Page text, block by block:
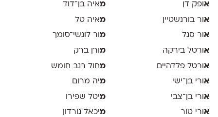
אופק דן
אור בורנשטיין
אור סגל
אורטל בירקה
אורטל פלדהיים
אורי בן־ישי
אורי בן־צבי
אורי טור
מאיה בן־דוד
מאיה טל
מור לוגשי־סומך
מ ורן ברק
מחול רגב חומש
מיה מרום
מיטל שפירו
מיכאל גורדון